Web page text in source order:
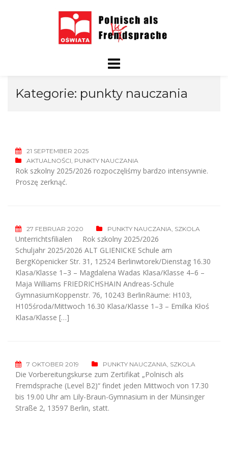
Kategorie: punkty nauczania
21 SEPTEMBER 2025
AKTUALNOŚCI, PUNKTY NAUCZANIA
Rok szkolny 2025/2026 rozpoczęliśmy bardzo intensywnie.
Proszę zerknąć.
27 FEBRUAR 2020 PUNKTY NAUCZANIA, SZKOLA
Unterrichtsfilialen Rok szkolny 2025/2026
Schuljahr 2025/2026 ALT GLIENICKE Schule am
BergKöpenicker Str. 31, 12524 Berlinwtorek/Dienstag 16.30
Klasa/Klasse 1–3 – Magdalena Wadas Klasa/Klasse 4–6 –
Maja Williams FRIEDRICHSHAIN Andreas-Schule
GymnasiumKoppenstr. 76, 10243 BerlinRäume: H103,
H105środa/Mittwoch 16.30 Klasa/Klasse 1–3 – Emilka Kłoś
Klasa/Klasse […]
7 OKTOBER 2019 PUNKTY NAUCZANIA, SZKOLA
Die Vorbereitungskurse zum Zertifikat „Polnisch als
Fremdsprache (Level B2)“ findet jeden Mittwoch von 17.30
bis 19.00 Uhr am Lily-Braun-Gymnasium in der Münsinger
Straße 2, 13597 Berlin, statt.